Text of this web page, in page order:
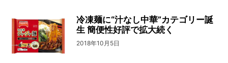
冷凍麺に“汁なし中華”カテゴリー誕
生 簡便性好評で拡大続く
2018年10月5日